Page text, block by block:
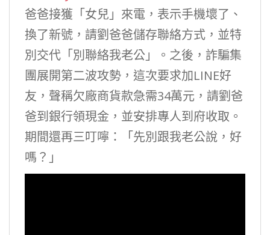
爸爸接獲「女兒」來電，表示手機壞了、
換了新號，請劉爸爸儲存聯絡方式，並特
別交代「別聯絡我老公」。之後，詐騙集
團展開第二波攻勢，這次要求加LINE好
友，聲稱欠廠商貨款急需34萬元，請劉爸
爸到銀行領現金，並安排專人到府收取。
期間還再三叮嚀：「先別跟我老公說，好
嗎？」